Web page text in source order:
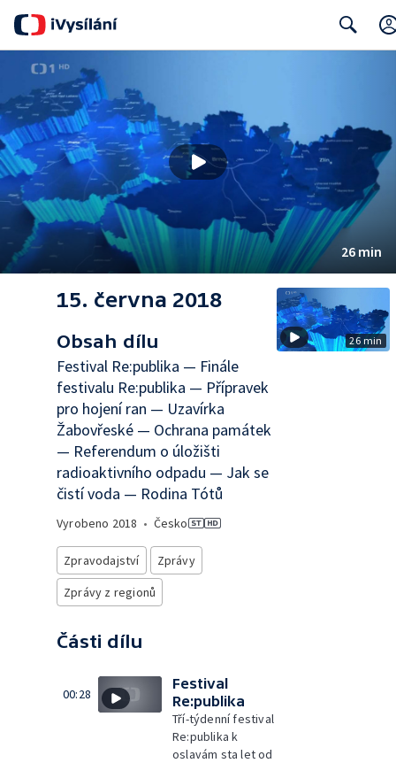
26 min
15. června 2018
Obsah dílu
Festival Re:publika — Finále
festivalu Re:publika — Přípravek
pro hojení ran — Uzavírka
Žabovřeské — Ochrana památek
— Referendum o úložišti
radioaktivního odpadu — Jak se
čistí voda — Rodina Tótů
Vyrobeno 2018 • Česko
Zpravodajství
Zprávy
Zprávy z regionů
Části dílu
00:28
Festival
Re:publika
Tří-týdenní festival
Re:publika k
oslavám sta let od
26 min